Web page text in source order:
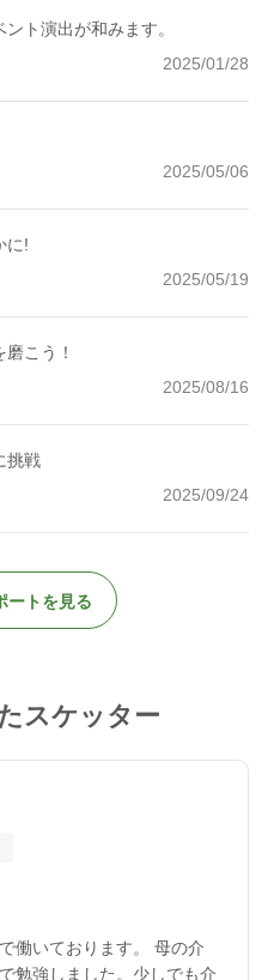
ト演出が和みます。
2025/01/28
2025/05/06
に!
2025/05/19
こう！
2025/08/16
挑戦
2025/09/24
ートを見る
スケッター
働いております。 母の介
勉強しました。少しでも介